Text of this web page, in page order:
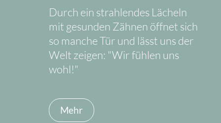
Durch ein strahlendes Lächeln
mit gesunden Zähnen öffnet sich
so manche Tür und lässt uns der
Welt zeigen: "Wir fühlen uns
wohl!"
Mehr